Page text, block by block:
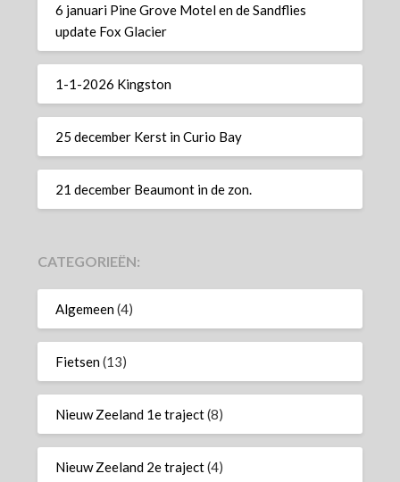
6 januari Pine Grove Motel en de Sandflies
update Fox Glacier
1-1-2026 Kingston
25 december Kerst in Curio Bay
21 december Beaumont in de zon.
CATEGORIEËN:
Algemeen(4)
Fietsen(13)
Nieuw Zeeland 1e traject(8)
Nieuw Zeeland 2e traject(4)